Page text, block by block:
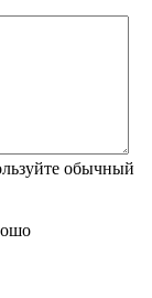
обычный